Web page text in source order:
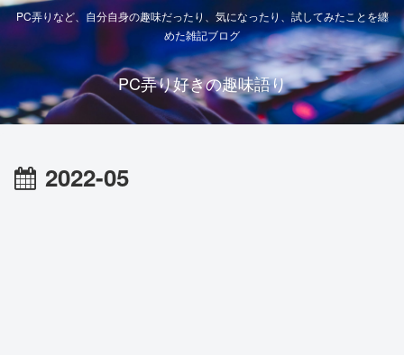
PC弄りなど、自分自身の趣味だったり、気になったり、試してみたことを纏
めた雑記ブログ
PC弄り好きの趣味語り
2022-05